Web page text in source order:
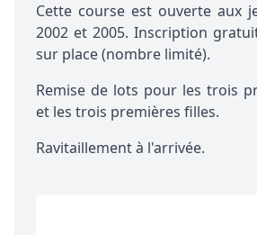
Cette course est ouverte aux
2002 et 2005. Inscription
sur place (nombre limité).
Remise de lots pour les trois
et les trois premières filles.
Ravitaillement à l'arrivée.